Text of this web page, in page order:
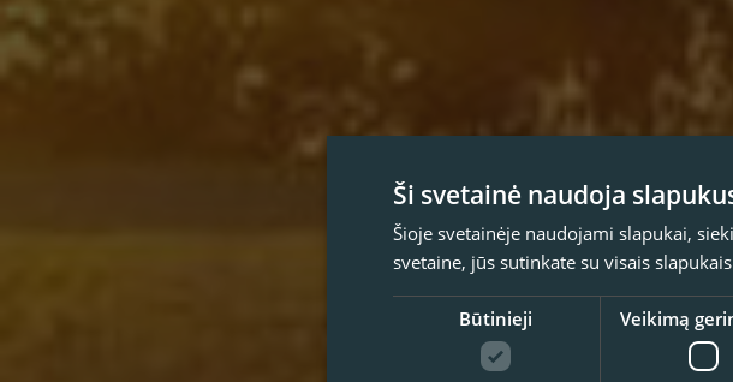
Ši svetainė naudoja
Šioje svetainėje naudojami slapukai,
svetaine, jūs sutinkate su visais
Būtinieji Veikimą